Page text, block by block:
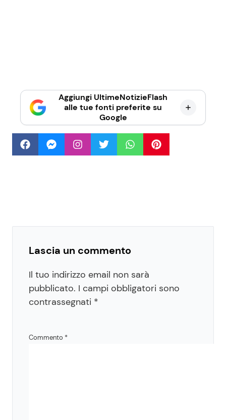
Aggiungi UltimeNotizieFlash
alle tue fonti preferite su
Google
Lascia un commento
Il tuo indirizzo email non sarà
pubblicato. I campi obbligatori sono
contrassegnati *
Commento *